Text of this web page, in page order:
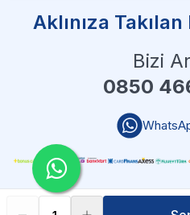
Aklınıza
Bizi
0850